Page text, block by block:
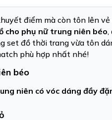
điểm mà còn tôn lên
cho phụ nữ trung niên béo,
set đồ thời trang vừa tôn
phù hợp nhất nhé!
béo
niên có vóc dáng đầy